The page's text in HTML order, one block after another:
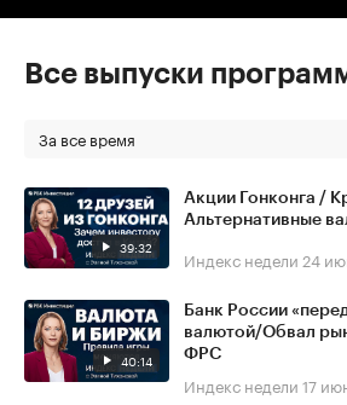
Все выпуски
За все время
39:32
Акции Гонконга /
Альтернативные
Индекс недели 24
40:14
Банк России
валютой/Обвал
ФРС
Индекс недели 17